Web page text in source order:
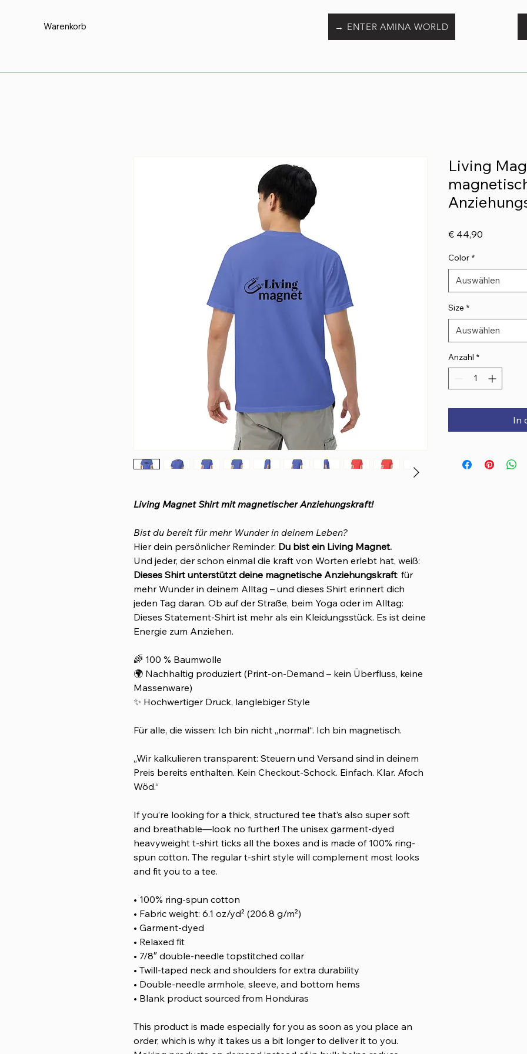
Warenkorb → ENTER AMINA WORLD
Living Magnet Shirt mit magnetischer Anziehungskraft!
Bist du bereit für mehr Wunder in deinem Leben?
Hier dein persönlicher Reminder: Du bist ein Living Magnet.
Und jeder, der schon einmal die kraft von Worten erlebt hat, weiß:
Dieses Shirt unterstützt deine magnetische Anziehungskraft: für
mehr Wunder in deinem Alltag – und dieses Shirt erinnert dich
jeden Tag daran. Ob auf der Straße, beim Yoga oder im Alltag:
Dieses Statement-Shirt ist mehr als ein Kleidungsstück. Es ist deine
Energie zum Anziehen.
🌈 100 % Baumwolle
🌍 Nachhaltig produziert (Print-on-Demand – kein Überfluss, keine
Massenware)
✨ Hochwertiger Druck, langlebiger Style
Für alle, die wissen: Ich bin nicht „normal“. Ich bin magnetisch.
„Wir kalkulieren transparent: Steuern und Versand sind in deinem
Preis bereits enthalten. Kein Checkout-Schock. Einfach. Klar. Afoch
Wöd.“
If you’re looking for a thick, structured tee that’s also super soft
and breathable—look no further! The unisex garment-dyed
heavyweight t-shirt ticks all the boxes and is made of 100% ring-
spun cotton. The regular t-shirt style will complement most looks
and fit you to a tee.
• 100% ring-spun cotton
• Fabric weight: 6.1 oz/yd² (206.8 g/m²)
• Garment-dyed
• Relaxed fit
• 7/8″ double-needle topstitched collar
• Twill-taped neck and shoulders for extra durability
• Double-needle armhole, sleeve, and bottom hems
• Blank product sourced from Honduras
This product is made especially for you as soon as you place an
order, which is why it takes us a bit longer to deliver it to you.
Living
€ 44,90
Color *
Auswählen
Size *
Auswählen
Anzahl *
In